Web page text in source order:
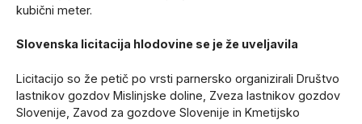
kubični meter.
Slovenska licitacija hlodovine se je že uveljavila
Licitacijo so že petič po vrsti parnersko organizirali Društvo
lastnikov gozdov Mislinjske doline, Zveza lastnikov gozdov
Slovenije, Zavod za gozdove Slovenije in Kmetijsko